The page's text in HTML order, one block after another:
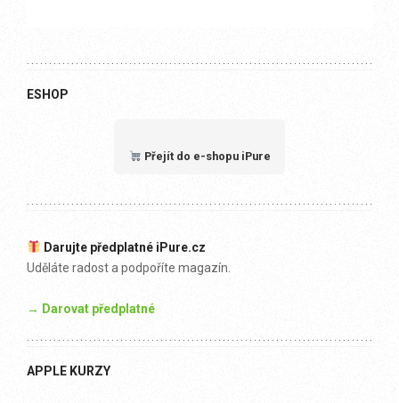
ESHOP
Přejít do e-shopu iPure
Darujte předplatné iPure.cz
Uděláte radost a podpoříte magazín.
→ Darovat předplatné
APPLE KURZY